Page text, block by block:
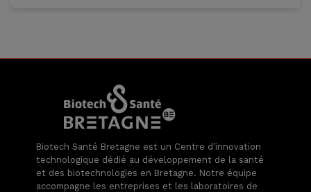
Biotech Santé Bretagne est un Centre d’innovation
technologique dédié au développement de la santé
et des biotechnologies en Bretagne. Notre équipe
accompagne les entreprises et les laboratoires de